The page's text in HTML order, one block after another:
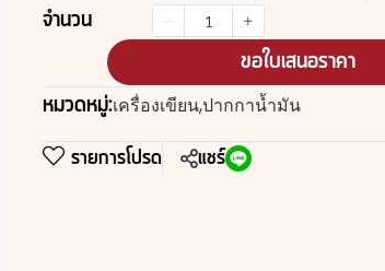
จำนวน
ขอใบเสนอราคา
หมวดหมู่:เครื่องเขียน,ปากกาน้ำมัน
รายการโปรด แชร์